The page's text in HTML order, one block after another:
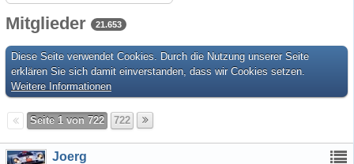
Mitglieder 21.653
Diese Seite verwendet Cookies. Durch die Nutzung unserer Seite
erklären Sie sich damit einverstanden, dass wir Cookies setzen.
Weitere Informationen
Seite 1 von 722 722
Joerg